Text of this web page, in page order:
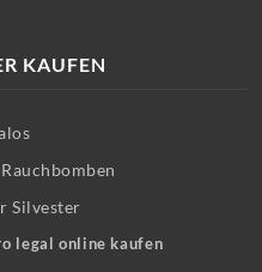
KAUFEN
Silvester
legal online kaufen